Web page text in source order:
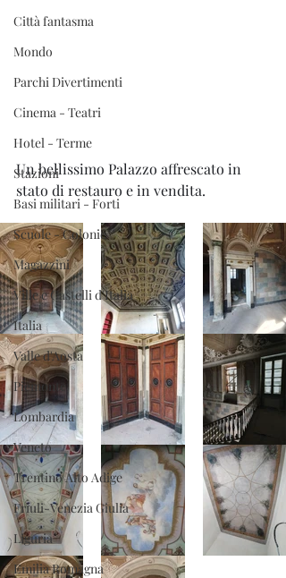
Città fantasma
Mondo
Parchi Divertimenti
Cinema - Teatri
Hotel - Terme
Stazioni
Basi militari - Forti
Scuole - Colonie
Magazzini
Ville e Castelli d'Italia
Italia
Valle d'Aosta
Piemonte
Lombardia
Veneto
Trentino Alto Adige
Friuli-Venezia Giulia
Liguria
Emilia Romagna
Un bellissimo Palazzo affrescato in
stato di restauro e in vendita.